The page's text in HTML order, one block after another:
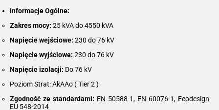
Informacje Ogólne:
Zakres mocy: 25 kVA do 4550 kVA
Napięcie wejściowe: 230 do 76 kV
Napięcie wyjściowe: 230 do 76 kV
Napięcie izolacji: Do 76 kV
Poziom Strat: AkAAo ( Tier 2 )
Zgodność ze standardami: EN 50588-1, EN 60076-1, Ecodesign
EU 548-2014